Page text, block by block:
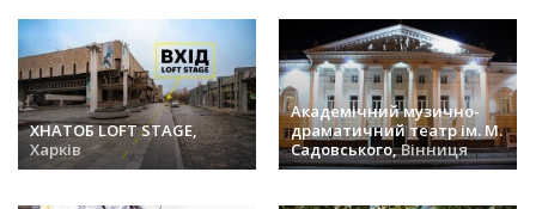
ХНАТОБ LOFT STAGE,
Харків
заходів (25) »
Академічний музично-
драматичний театр ім. М.
Садовського,Вінниця
заходів (21) »